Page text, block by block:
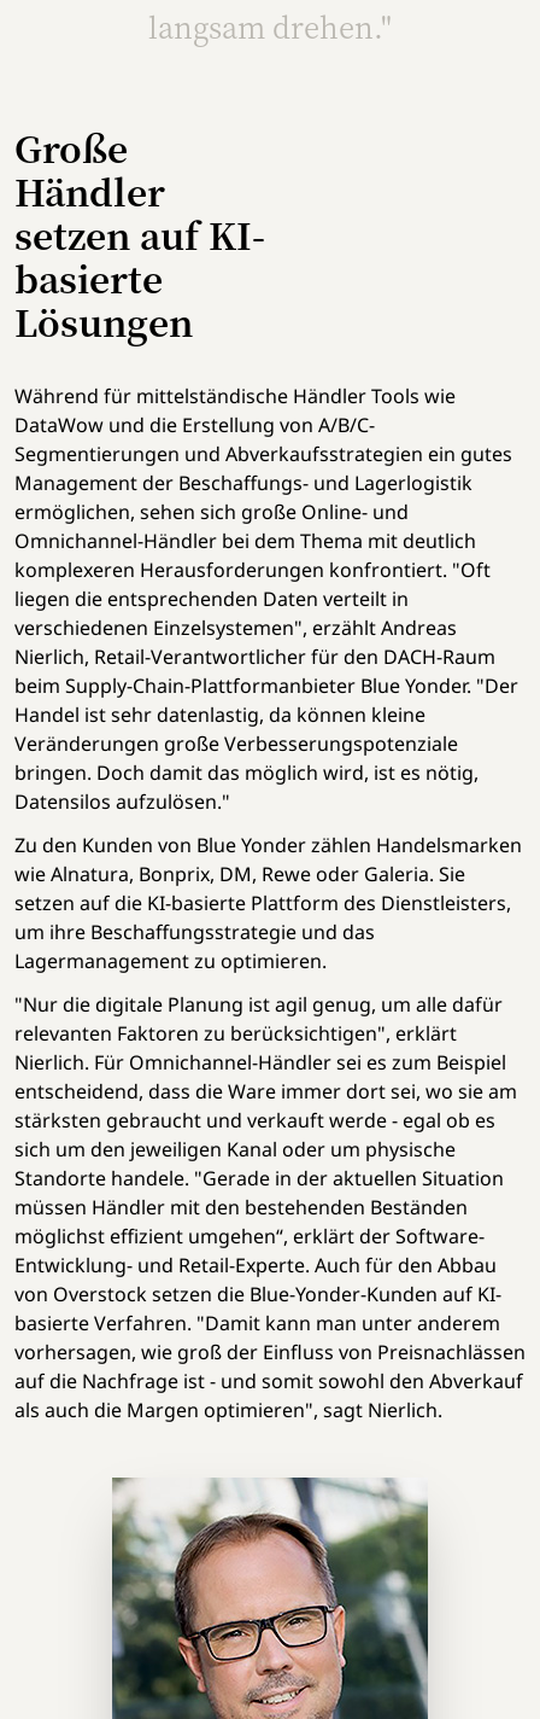
langsam drehen."
Große
Händler
setzen auf KI-
basierte
Lösungen
Während für mittelständische Händler Tools wie
DataWow und die Erstellung von A/B/C-
Segmentierungen und Abverkaufsstrategien ein gutes
Management der Beschaffungs- und Lagerlogistik
ermöglichen, sehen sich große Online- und
Omnichannel-Händler bei dem Thema mit deutlich
komplexeren Herausforderungen konfrontiert. "Oft
liegen die entsprechenden Daten verteilt in
verschiedenen Einzelsystemen", erzählt Andreas
Nierlich, Retail-Verantwortlicher für den DACH-Raum
beim Supply-Chain-Plattformanbieter Blue Yonder. "Der
Handel ist sehr datenlastig, da können kleine
Veränderungen große Verbesserungspotenziale
bringen. Doch damit das möglich wird, ist es nötig,
Datensilos aufzulösen."
Zu den Kunden von Blue Yonder zählen Handelsmarken
wie Alnatura, Bonprix, DM, Rewe oder Galeria. Sie
setzen auf die KI-basierte Plattform des Dienstleisters,
um ihre Beschaffungsstrategie und das
Lagermanagement zu optimieren.
"Nur die digitale Planung ist agil genug, um alle dafür
relevanten Faktoren zu berücksichtigen", erklärt
Nierlich. Für Omnichannel-Händler sei es zum Beispiel
entscheidend, dass die Ware immer dort sei, wo sie am
stärksten gebraucht und verkauft werde - egal ob es
sich um den jeweiligen Kanal oder um physische
Standorte handele. "Gerade in der aktuellen Situation
müssen Händler mit den bestehenden Beständen
möglichst effizient umgehen“, erklärt der Software-
Entwicklung- und Retail-Experte. Auch für den Abbau
von Overstock setzen die Blue-Yonder-Kunden auf KI-
basierte Verfahren. "Damit kann man unter anderem
vorhersagen, wie groß der Einfluss von Preisnachlässen
auf die Nachfrage ist - und somit sowohl den Abverkauf
als auch die Margen optimieren", sagt Nierlich.